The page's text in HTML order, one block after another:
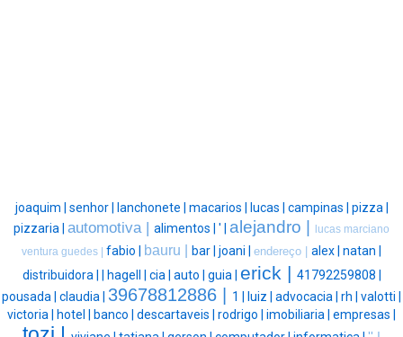
joaquim | senhor | lanchonete | macarios | lucas | campinas | pizza |
pizzaria | automotiva | alimentos | ' | alejandro | lucas marciano
ventura guedes | fabio | bauru | bar | joani | endereço | alex | natan |
distribuidora |
hagell | cia | auto | guia | erick | 41792259808 |
pousada | claudia | 39678812886 | 1 | luiz | advocacia | rh | valotti |
victoria |
hotel | banco | descartaveis | rodrigo | imobiliaria | empresas |